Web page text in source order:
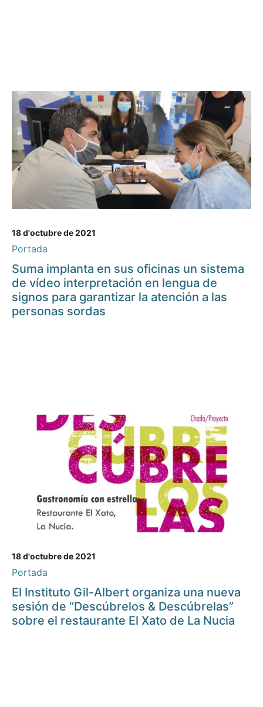
18 d'octubre de 2021
Portada
Suma implanta en sus oficinas un sistema
de vídeo interpretación en lengua de
signos para garantizar la atención a las
personas sordas
18 d'octubre de 2021
Portada
El Instituto Gil-Albert organiza una nueva
sesión de “Descúbrelos & Descúbrelas”
sobre el restaurante El Xato de La Nucia